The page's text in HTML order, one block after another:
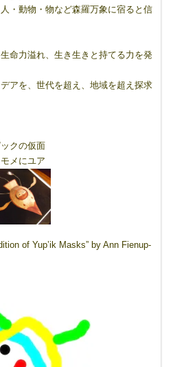
・動物・物など森羅万象に宿ると信
命力溢れ、生き生きと持てる力を発
アを、世代を超え、地域を超え探求
クの仮面
にユア
of Yup’ik Masks” by Ann Fienup-